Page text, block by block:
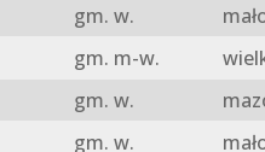
gm. w.
gm. m-w.
gm. w.
gm. w.